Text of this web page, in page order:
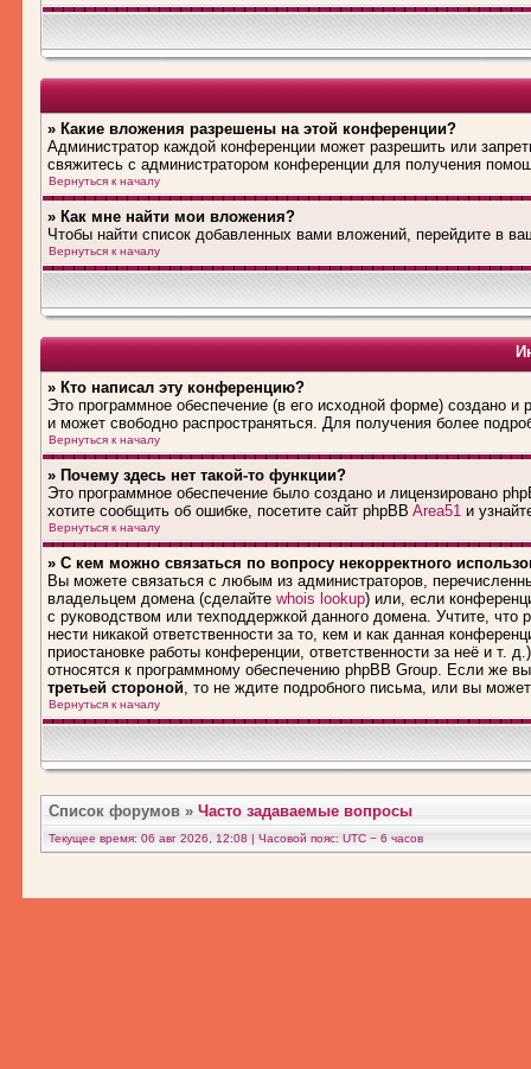
» Какие вложения разрешены на этой конференции?
Администратор каждой конференции может разрешить или
свяжитесь с администратором конференции для получения
Вернуться к началу
» Как мне найти мои вложения?
Чтобы найти список добавленных вами вложений, перейдите в
Вернуться к началу
» Кто написал эту конференцию?
Это программное обеспечение (в его исходной форме) создано и
и может свободно распространяться. Для получения более
Вернуться к началу
» Почему здесь нет такой-то функции?
Это программное обеспечение было создано и лицензировано
хотите сообщить об ошибке, посетите сайт phpBB Area51 и
Вернуться к началу
» С кем можно связаться по вопросу некорректного
Вы можете связаться с любым из администраторов,
владельцем домена (сделайте whois lookup) или, если
с руководством или техподдержкой данного домена. Учтите, что
нести никакой ответственности за то, кем и как данная
приостановке работы конференции, ответственности за неё и т.
относятся к программному обеспечению phpBB Group. Если же
третьей стороной, то не ждите подробного письма, или вы
Вернуться к началу
Список форумов » Часто задаваемые вопросы
Текущее время: 06 авг 2026, 12:08 | Часовой пояс: UTC − 6 часов